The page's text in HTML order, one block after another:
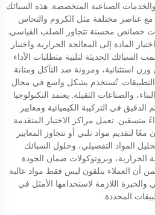
الصناعية المتخصصة. هذه السبائك
عناصر مختلفة مثل الكروم والنحاس
خصائص محسنة تتجاوز الصلب القياسي.
المادة إلى المعالجة الحرارية واختبار
الحديثة لتلبية متطلبات الأداء
استثنائية، ومرونة ضد التآكل ومتانة
تُستخدم بشكل واسع في مجال
والصناعات الثقيلة. يعتمد التكنولوجيا
في التركيبة الكيميائية ومعايير
متسقين. تعمل مراكز الاختبار المتقدمة
لتقديم مواد تلبي أو تتجاوز المعايير
المواد التفصيلي، وحلول السبائك
وبروتوكولات ضمان الجودة
أن العملاء يتلقون ليس فقط مواد عالية
اللازمة لاستخدامها الأمثل في
المحددة.